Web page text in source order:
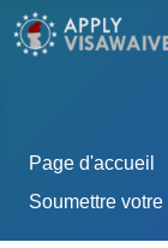
Page d'accueil
Soumettre